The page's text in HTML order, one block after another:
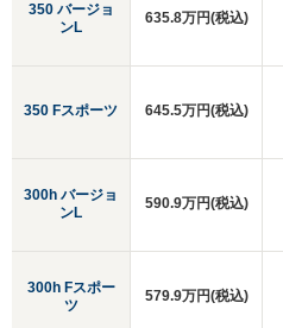
350 バージョ
ンL
350 Fスポーツ
300h バージョ
ンL
300h Fスポー
ツ
635.8万円(税込)
645.5万円(税込)
590.9万円(税込)
579.9万円(税込)